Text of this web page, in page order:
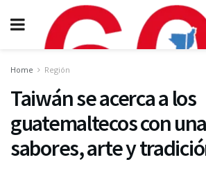
Home Región
Taiwán se acerca a los
guatemaltecos con
sabores, arte y